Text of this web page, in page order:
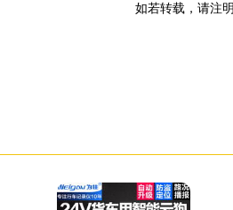
如若转载，请注